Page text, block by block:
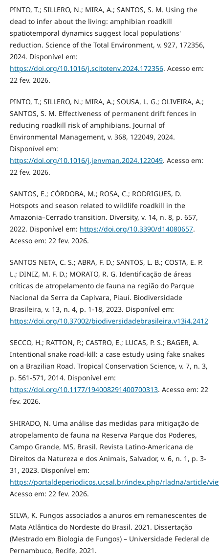
PINTO, T.; SILLERO, N.; MIRA, A.; SANTOS, S. M. Using the
dead to infer about the living: amphibian roadkill
spatiotemporal dynamics suggest local populations'
reduction. Science of the Total Environment, v. 927, 172356,
2024. Disponível em:
https://doi.org/10.1016/j.scitotenv.2024.172356. Acesso em:
22 fev. 2026.
PINTO, T.; SILLERO, N.; MIRA, A.; SOUSA, L. G.; OLIVEIRA, A.;
SANTOS, S. M. Effectiveness of permanent drift fences in
reducing roadkill risk of amphibians. Journal of
Environmental Management, v. 368, 122049, 2024.
Disponível em:
https://doi.org/10.1016/j.jenvman.2024.122049. Acesso em:
22 fev. 2026.
SANTOS, E.; CÓRDOBA, M.; ROSA, C.; RODRIGUES, D.
Hotspots and season related to wildlife roadkill in the
Amazonia–Cerrado transition. Diversity, v. 14, n. 8, p. 657,
2022. Disponível em: https://doi.org/10.3390/d14080657.
Acesso em: 22 fev. 2026.
SANTOS NETA, C. S.; ABRA, F. D.; SANTOS, L. B.; COSTA, E. P.
L.; DINIZ, M. F. D.; MORATO, R. G. Identificação de áreas
críticas de atropelamento de fauna na região do Parque
Nacional da Serra da Capivara, Piauí. Biodiversidade
Brasileira, v. 13, n. 4, p. 1-18, 2023. Disponível em:
https://doi.org/10.37002/biodiversidadebrasileira.v13i4.2412
SECCO, H.; RATTON, P.; CASTRO, E.; LUCAS, P. S.; BAGER, A.
Intentional snake road-kill: a case estudy using fake snakes
on a Brazilian Road. Tropical Conservation Science, v. 7, n. 3,
p. 561-571, 2014. Disponível em:
https://doi.org/10.1177/194008291400700313. Acesso em: 22
fev. 2026.
SHIRADO, N. Uma análise das medidas para mitigação de
atropelamento de fauna na Reserva Parque dos Poderes,
Campo Grande, MS, Brasil. Revista Latino-Americana de
Direitos da Natureza e dos Animais, Salvador, v. 6, n. 1, p. 3-
31, 2023. Disponível em:
https://portaldeperiodicos.ucsal.br/index.php/rladna/article/
Acesso em: 22 fev. 2026.
SILVA, K. Fungos associados a anuros em remanescentes de
Mata Atlântica do Nordeste do Brasil. 2021. Dissertação
(Mestrado em Biologia de Fungos) – Universidade Federal de
Pernambuco, Recife, 2021.